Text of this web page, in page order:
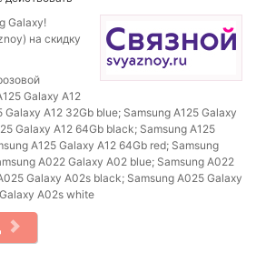
Galaxy!
на скидку
Galaxy A12
A12 32Gb blue; Samsung A125 Galaxy
Galaxy A12 64Gb black; Samsung A125
A125 Galaxy A12 64Gb red; Samsung
A022 Galaxy A02 blue; Samsung A022
Galaxy A02s black; Samsung A025 Galaxy
A02s white